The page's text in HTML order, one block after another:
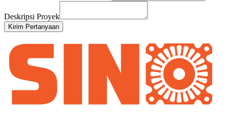
Deskripsi Proyek
Kirim Pertanyaan